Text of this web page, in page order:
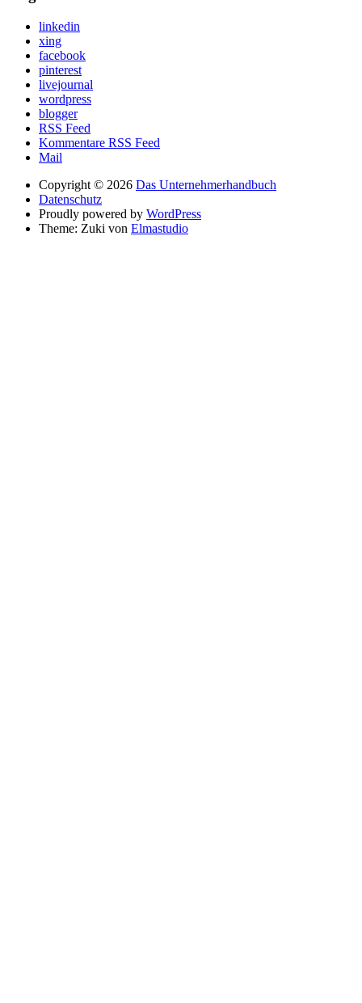
linkedin
xing
facebook
pinterest
livejournal
wordpress
blogger
RSS Feed
Kommentare RSS Feed
Mail
Copyright © 2026 Das Unternehmerhandbuch
Datenschutz
Proudly powered by WordPress
Theme: Zuki von Elmastudio